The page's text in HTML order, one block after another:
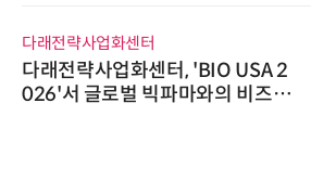
다래전략사업화센터
다래전략사업화센터, 'BIO USA 2
026'서 글로벌 빅파마와의 비즈니